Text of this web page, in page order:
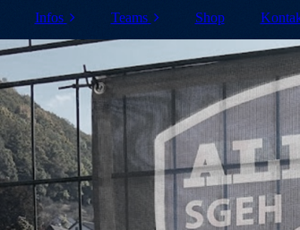
Infos
Die Idee
Vereine
Orga Team
Teams
C-Jugend
D-Jugend
E-Jugend
F-Jugend Alb
F-Jugend Tal
Shop